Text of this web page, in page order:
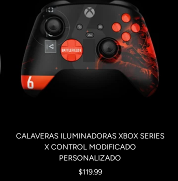
CALAVERAS ILUMINADORAS XBOX SERIES
X CONTROL MODIFICADO
PERSONALIZADO
Precio
$119.99